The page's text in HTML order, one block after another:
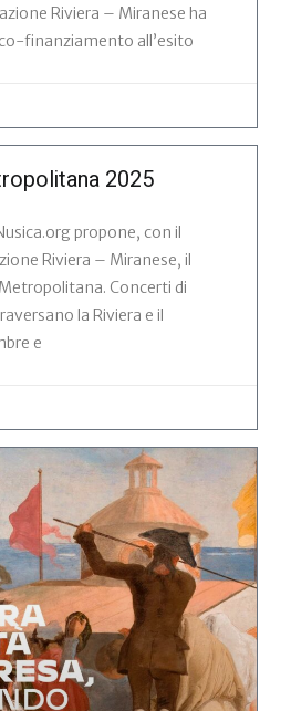
Riviera – Miranese ha
finanziamento all’esito
2025
propone, con il
Riviera – Miranese, il
Concerti di
la Riviera e il
e